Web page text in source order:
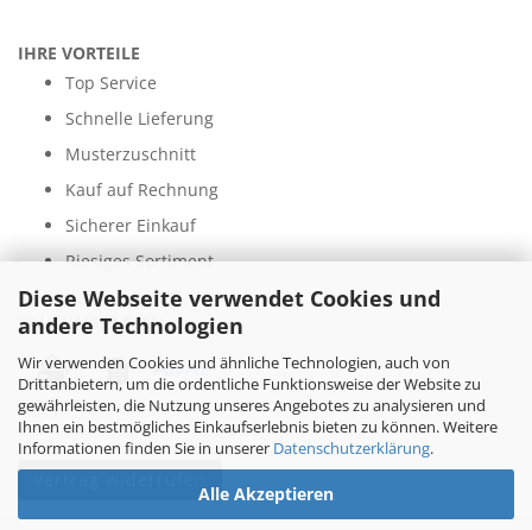
Diese Webseite verwendet Cookies und
andere Technologien
Wir verwenden Cookies und ähnliche Technologien, auch von
Drittanbietern, um die ordentliche Funktionsweise der Website zu
gewährleisten, die Nutzung unseres Angebotes zu analysieren und
Ihnen ein bestmögliches Einkaufserlebnis bieten zu können. Weitere
Informationen finden Sie in unserer Datenschutzerklärung.
Alle Akzeptieren
IHRE VORTEILE
Top Service
Schnelle Lieferung
Musterzuschnitt
Kauf auf Rechnung
Sicherer Einkauf
Riesiges Sortiment
ZAHLUNGSARTEN